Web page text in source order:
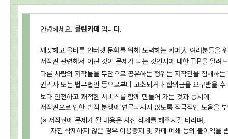
안녕하세요. 클린카페 입니다.
깨끗하고 올바른 인터넷 문화를 위해 노력하는 카페人 여러분들을
저작권 관련해서 어떤 것이 문제가 되는 것인지에 대한 TIP을 알려
다른 사람의 저작물을 무단으로 공유하는 행위는 저작권을 침해하는
권리자 또는 법무법인 등으로부터 고소되거나 합의금을 요구받을 수
보다 안전하고 쾌적한 서비스를 함께 만들어 가는 것과 동시에
저작권으로 인한 법적 분쟁에 연루되시지 않도록 적극적인 도움을
(※ 저작권에 문제가 될 내용은 자진 삭제를 해주시길 바라며,
자진 삭제하지 않은 경우 이용중지 및 카페 폐쇄 등의 불이익을